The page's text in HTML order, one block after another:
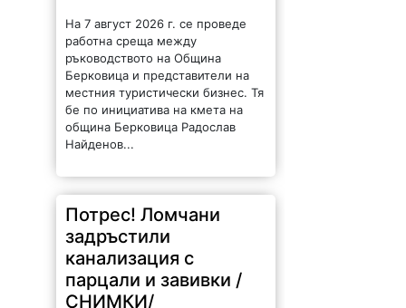
На 7 август 2026 г. се проведе
работна среща между
ръководството на Община
Берковица и представители на
местния туристически бизнес. Тя
бе по инициатива на кмета на
община Берковица Радослав
Найденов...
Потрес! Ломчани
задръстили
канализация с
парцали и завивки /
СНИМКИ/